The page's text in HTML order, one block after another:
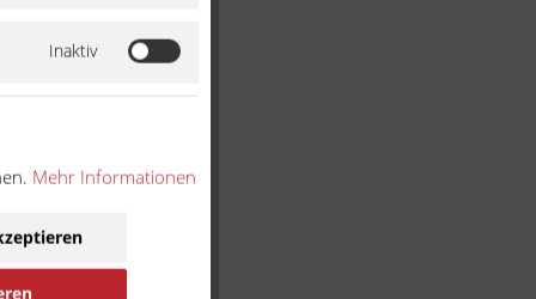
Inaktiv
Mehr Informationen